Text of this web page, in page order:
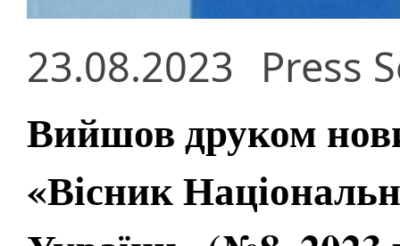
23.08.2023 Press
Вийшов друком
«Вісник